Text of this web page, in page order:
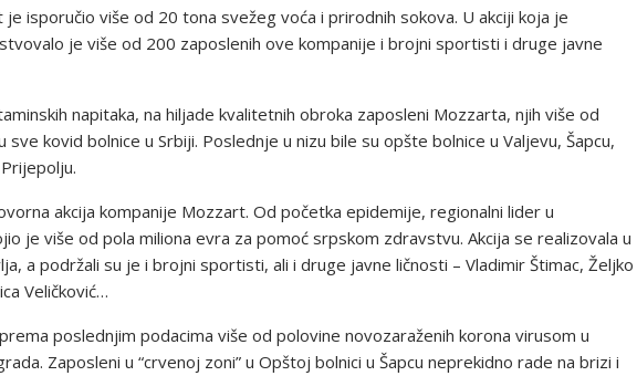
isporučio više od 20 tona svežeg voća i prirodnih sokova. U akciji koja je
je više od 200 zaposlenih ove kompanije i brojni sportisti i druge javne
napitaka, na hiljade kvalitetnih obroka zaposleni Mozzarta, njih više od
kovid bolnice u Srbiji. Poslednje u nizu bile su opšte bolnice u Valjevu, Šapcu,
akcija kompanije Mozzart. Od početka epidemije, regionalni lider u
je više od pola miliona evra za pomoć srpskom zdravstvu. Akcija se realizovala u
a podržali su je i brojni sportisti, ali i druge javne ličnosti – Vladimir Štimac, Željko
Veličković…
poslednjim podacima više od polovine novozaraženih korona virusom u
Zaposleni u “crvenoj zoni” u Opštoj bolnici u Šapcu neprekidno rade na brizi i